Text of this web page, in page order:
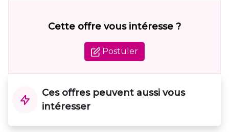
Cette offre vous intéresse ?
Postuler
Ces offres peuvent aussi vous
intéresser